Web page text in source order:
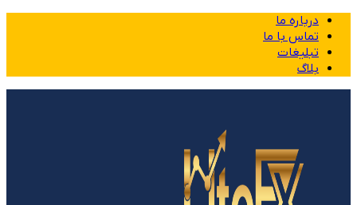
درباره ما
تماس با ما
تبلیغات
بلاگ